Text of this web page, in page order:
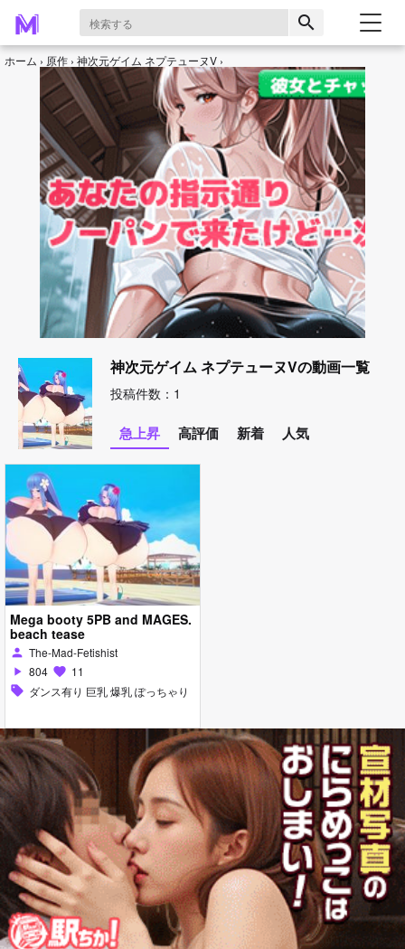
search
ホーム 原作 神次元ゲイム ネプテューヌV
神次元ゲイム ネプテューヌVの動画一覧
投稿件数：1
急上昇 高評価 新着 人気
Mega booty 5PB and MAGES.
beach tease
person The-Mad-Fetishist
play_arrow 804 favorite 11
sell ダンス有り 巨乳 爆乳 ぽっちゃり